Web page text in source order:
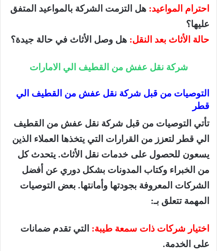
احترام المواعيد: هل التزمت الشركة بالمواعيد المتفق
عليها؟
حالة الأثاث بعد النقل: هل وصل الأثاث في حالة جيدة؟
شركة نقل عفش من القطيف الي الامارات
التوصيات من قبل شركة نقل عفش من القطيف الي
قطر
تأتي التوصيات من قبل شركة نقل عفش من القطيف
الي قطر لتعزز من القرارات التي يتخذها العملاء الذين
يسعون للحصول على خدمات نقل الأثاث. يتحدث كل
من الخبراء وكتاب المدونات بشكل دوري عن أفضل
الشركات المعروفة بجودتها وأمانتها. بعض التوصيات
المهمة تتعلق بـ:
اختيار شركات ذات سمعة طيبة: التي تقدم ضمانات
على الخدمة.